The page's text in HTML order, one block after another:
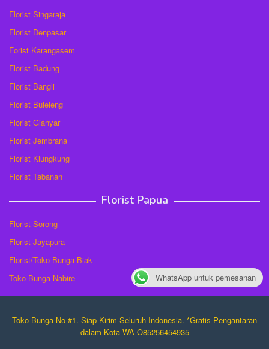
Florist Singaraja
Florist Denpasar
Forist Karangasem
Florist Badung
Florist Bangli
Florist Buleleng
Florist Gianyar
Florist Jembrana
Florist Klungkung
Florist Tabanan
Florist Papua
Florist Sorong
Florist Jayapura
Florist/Toko Bunga Biak
Toko Bunga Nabire
Toko Bunga No #1. Siap Kirim Seluruh Indonesia. *Gratis Pengantaran
dalam Kota WA O85256454935
WhatsApp untuk pemesanan